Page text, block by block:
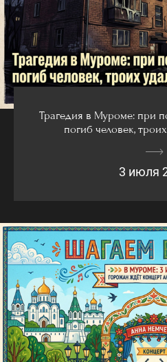
Трагедия в Муроме: при
погиб человек,
3 июля